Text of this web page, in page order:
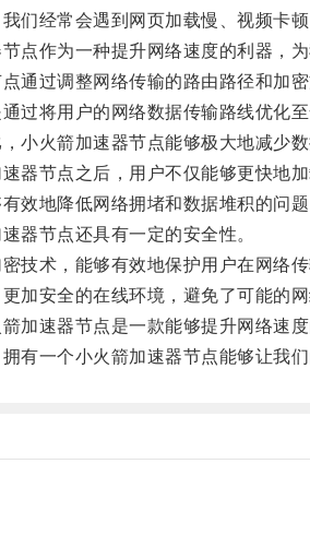
经常会遇到网页加载慢、视频卡顿
作为一种提升网络速度的利器，为
过调整网络传输的路由路径和加密
将用户的网络数据传输路线优化至
火箭加速器节点能够极大地减少数
节点之后，用户不仅能够更快地加
地降低网络拥堵和数据堆积的问题
节点还具有一定的安全性。
术，能够有效地保护用户在网络传
安全的在线环境，避免了可能的网
速器节点是一款能够提升网络速度
一个小火箭加速器节点能够让我们